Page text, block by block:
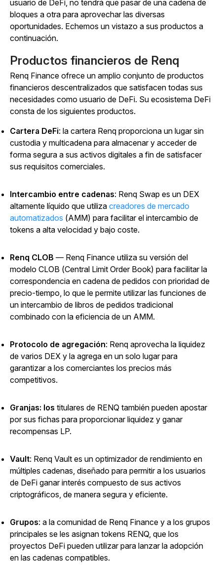
usuario de DeFi, no tendrá que pasar de una cadena de
bloques a otra para aprovechar las diversas
oportunidades. Echemos un vistazo a sus productos a
continuación.
Productos financieros de Renq
Renq Finance ofrece un amplio conjunto de productos
financieros descentralizados que satisfacen todas sus
necesidades como usuario de DeFi. Su ecosistema DeFi
consta de los siguientes productos.
Cartera DeFi: la cartera Renq proporciona un lugar sin
custodia y multicadena para almacenar y acceder de
forma segura a sus activos digitales a fin de satisfacer
sus requisitos comerciales.
Intercambio entre cadenas: Renq Swap es un DEX
altamente líquido que utiliza creadores de mercado
automatizados (AMM) para facilitar el intercambio de
tokens a alta velocidad y bajo coste.
Renq CLOB — Renq Finance utiliza su versión del
modelo CLOB (Central Limit Order Book) para facilitar la
correspondencia en cadena de pedidos con prioridad de
precio-tiempo, lo que le permite utilizar las funciones de
un intercambio de libros de pedidos tradicional
combinado con la eficiencia de un AMM.
Protocolo de agregación: Renq aprovecha la liquidez
de varios DEX y la agrega en un solo lugar para
garantizar a los comerciantes los precios más
competitivos.
Granjas: los titulares de RENQ también pueden apostar
por sus fichas para proporcionar liquidez y ganar
recompensas LP.
Vault: Renq Vault es un optimizador de rendimiento en
múltiples cadenas, diseñado para permitir a los usuarios
de DeFi ganar interés compuesto de sus activos
criptográficos, de manera segura y eficiente.
Grupos: a la comunidad de Renq Finance y a los grupos
principales se les asignan tokens RENQ, que los
proyectos DeFi pueden utilizar para lanzar la adopción
en las cadenas compatibles.